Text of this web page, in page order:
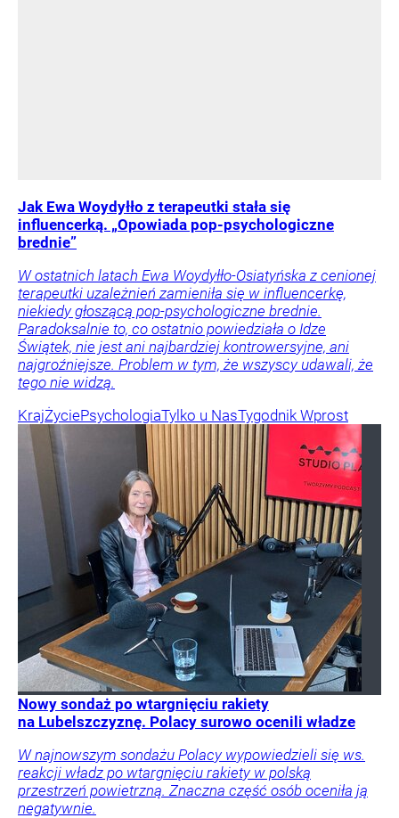
Jak Ewa Woydyłło z terapeutki stała się
influencerką. „Opowiada pop-psychologiczne
brednie”
W ostatnich latach Ewa Woydyłło-Osiatyńska z cenionej
terapeutki uzależnień zamieniła się w influencerkę,
niekiedy głoszącą pop-psychologiczne brednie.
Paradoksalnie to, co ostatnio powiedziała o Idze
Świątek, nie jest ani najbardziej kontrowersyjne, ani
najgroźniejsze. Problem w tym, że wszyscy udawali, że
tego nie widzą.
KrajŻyciePsychologiaTylko u NasTygodnik Wprost
Nowy sondaż po wtargnięciu rakiety
na Lubelszczyznę. Polacy surowo ocenili władze
W najnowszym sondażu Polacy wypowiedzieli się ws.
reakcji władz po wtargnięciu rakiety w polską
przestrzeń powietrzną. Znaczna część osób oceniła ją
negatywnie.